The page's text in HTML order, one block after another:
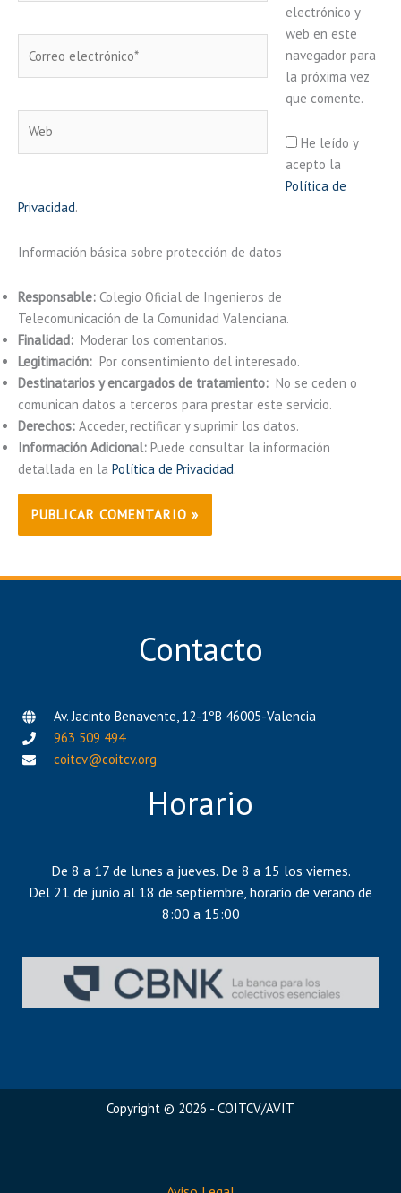
electrónico*
electrónico y
web en este
navegador para
la próxima vez
que comente.
He leído y
acepto la
Política de
Privacidad.
Información básica sobre protección de datos
Responsable: Colegio Oficial de Ingenieros de
Telecomunicación de la Comunidad Valenciana.
Finalidad: Moderar los comentarios.
Legitimación: Por consentimiento del interesado.
Destinatarios y encargados de tratamiento: No se ceden o
comunican datos a terceros para prestar este servicio.
Derechos: Acceder, rectificar y suprimir los datos.
Información Adicional: Puede consultar la información
detallada en la Política de Privacidad.
Contacto
Av. Jacinto Benavente, 12-1ºB 46005-Valencia
963 509 494
coitcv@coitcv.org
Horario
De 8 a 17 de lunes a jueves. De 8 a 15 los viernes.
Del 21 de junio al 18 de septiembre, horario de verano de
8:00 a 15:00
Copyright © 2026 - COITCV/AVIT